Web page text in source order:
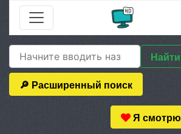
Найти
🔎 Расширенный поиск
Я смотрю